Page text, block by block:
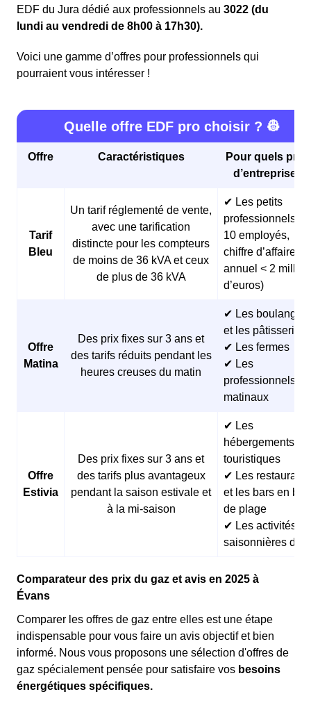
EDF du Jura dédié aux professionnels au 3022 (du
lundi au vendredi de 8h00 à 17h30).
Voici une gamme d’offres pour professionnels qui
pourraient vous intéresser !
Quelle offre EDF pro choisir ? 👷
Offre Caractéristiques
Pour quels
d’entreprises
Tarif
Bleu
Un tarif réglementé de vente,
avec une tarification
distincte pour les compteurs
de moins de 36 kVA et ceux
de plus de 36 kVA
✔ Les petits
professionnels (<
10 employés,
chiffre d’affaires
annuel < 2
d’euros)
Offre
Matina
Des prix fixes sur 3 ans et
des tarifs réduits pendant les
heures creuses du matin
✔ Les
et les pâtisseries
✔ Les fermes
✔ Les
professionnels
matinaux
Offre
Estivia
Des prix fixes sur 3 ans et
des tarifs plus avantageux
pendant la saison estivale et
à la mi-saison
✔ Les
hébergements
touristiques
✔ Les restaurants
et les bars en
de plage
✔ Les activités
saisonnières
Comparateur des prix du gaz et avis en 2025 à
Évans
Comparer les offres de gaz entre elles est une étape
indispensable pour vous faire un avis objectif et bien
informé. Nous vous proposons une sélection d'offres de
gaz spécialement pensée pour satisfaire vos besoins
énergétiques spécifiques.